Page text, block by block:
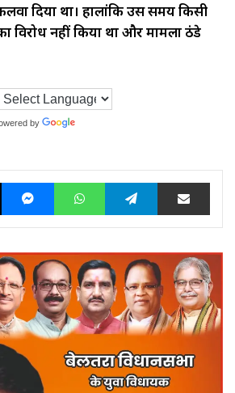
दिया था। हालांकि उस समय किसी
विरोध नहीं किया था और मामला ठंडे
by
X MessengerWhatsAppTelegram Share via